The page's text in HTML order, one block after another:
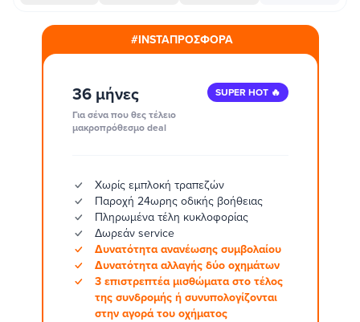
#INSTAΠΡΟΣΦΟΡΑ
36 μήνες
Για σένα που θες τέλειο
μακροπρόθεσμο deal
SUPER HOT 🔥
Χωρίς εμπλοκή τραπεζών
Παροχή 24ωρης οδικής βοήθειας
Πληρωμένα τέλη κυκλοφορίας
Δωρεάν service
Δυνατότητα ανανέωσης συμβολαίου
Δυνατότητα αλλαγής δύο οχημάτων
3 επιστρεπτέα μισθώματα στο τέλος
της συνδρομής ή συνυπολογίζονται
στην αγορά του οχήματος